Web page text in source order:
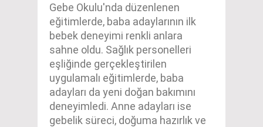
Gebe Okulu'nda düzenlenen
eğitimlerde, baba adaylarının ilk
bebek deneyimi renkli anlara
sahne oldu. Sağlık personelleri
eşliğinde gerçekleştirilen
uygulamalı eğitimlerde, baba
adayları da yeni doğan bakımını
deneyimledi. Anne adayları ise
gebelik süreci, doğuma hazırlık ve